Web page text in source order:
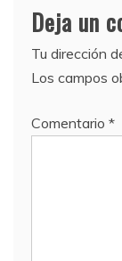
Deja un
Tu dirección
Los campos
Comentario *